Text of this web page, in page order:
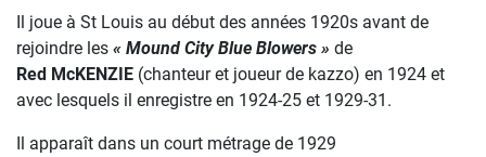
Il joue à St Louis au début des années 1920s avant de
rejoindre les « Mound City Blue Blowers » de
Red McKENZIE (chanteur et joueur de kazzo) en 1924 et
avec lesquels il enregistre en 1924-25 et 1929-31.
Il apparaît dans un court métrage de 1929